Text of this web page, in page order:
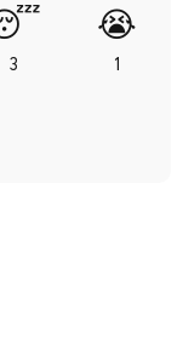
3
😭
1